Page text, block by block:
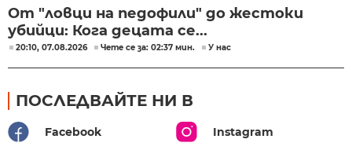
От "ловци на педофили" до жестоки
убийци: Кога децата се...
20:10, 07.08.2026 Чете се за: 02:37 мин. У нас
ПОСЛЕДВАЙТЕ НИ В
Facebook Instagram